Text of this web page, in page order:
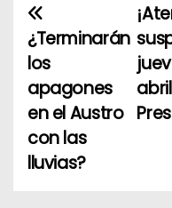
N
a
v
e
g
¿Terminarán
los
apagones
en el Austro
con las
lluvias?